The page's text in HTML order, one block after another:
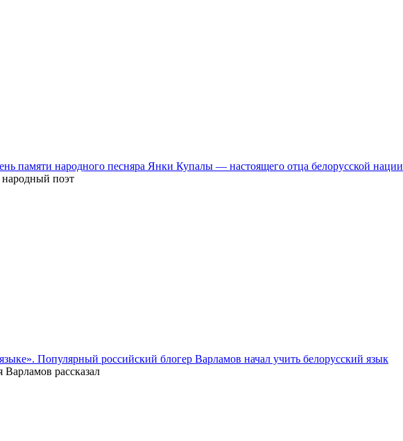
памяти народного песняра Янки Купалы — настоящего отца белорусской нации
народный поэт
Популярный российский блогер Варламов начал учить белорусский язык
рассказал